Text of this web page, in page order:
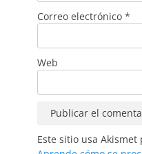
Correo electrónico *
Web
Este sitio usa